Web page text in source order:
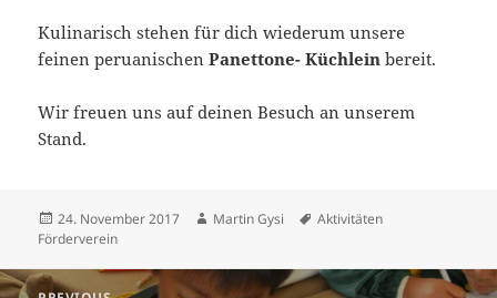
Kulinarisch stehen für dich wiederum unsere
feinen peruanischenPanettone- Küchlein bereit.
Wir freuen uns auf deinen Besuch an unserem
Stand.
Posted
on
24. November 2017 Author
Martin Gysi Tags
Aktivitäten
Förderverein
Beitrags-